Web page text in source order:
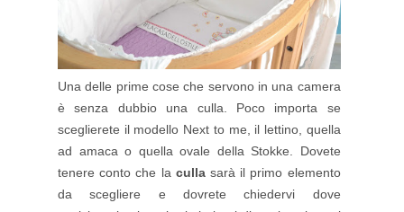
Una delle prime cose che servono in una camera
è senza dubbio una culla. Poco importa se
sceglierete il modello Next to me, il lettino, quella
ad amaca o quella ovale della Stokke. Dovete
tenere conto che la cullasarà il primo elemento
da scegliere e dovrete chiedervi dove